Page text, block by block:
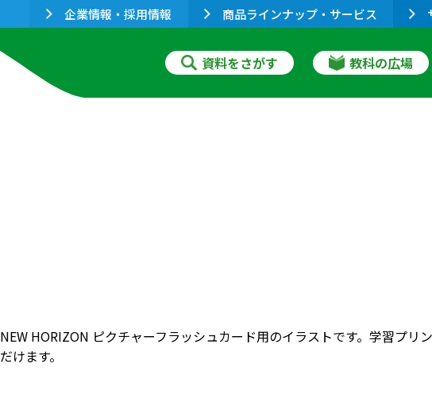
企業情報・採用情報 商品ラインナップ・サービス
資料をさがす 教科の広場
NEW HORIZON ピクチャーフラッシュカード用のイラストです。学習プ
だけます。